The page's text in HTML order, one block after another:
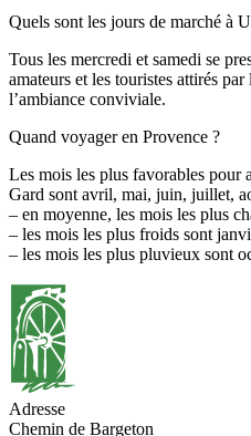
Quels sont les jours de marché à
Tous les mercredi et samedi se
amateurs et les touristes attirés
l’ambiance conviviale.
Quand voyager en Provence ?
Les mois les plus favorables pour
Gard sont avril, mai, juin, juillet,
– en moyenne, les mois les plus
– les mois les plus froids sont
– les mois les plus pluvieux sont
Adresse
Chemin de Bargeton